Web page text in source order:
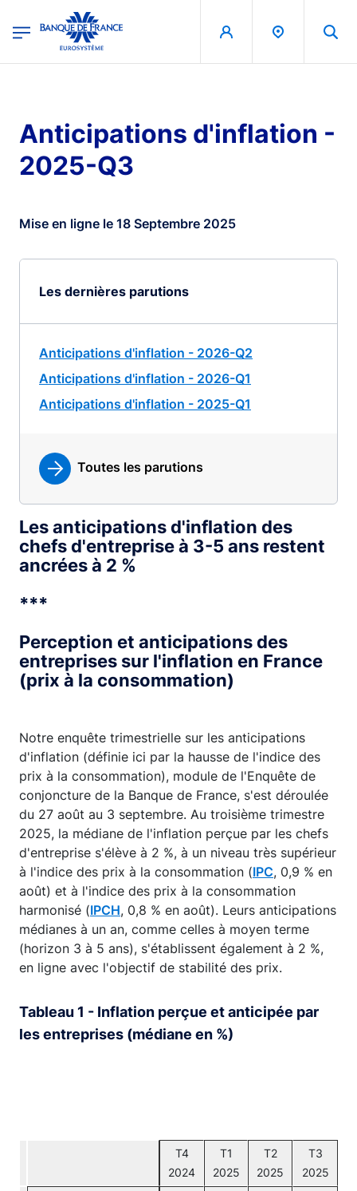
Banque de France - Menu Principal
Anticipations d'inflation -
2025-Q3
Mise en ligne le 18 Septembre 2025
Les dernières parutions
Anticipations d'inflation - 2026-Q2
Anticipations d'inflation - 2026-Q1
Anticipations d'inflation - 2025-Q1
Toutes les parutions
Les anticipations d'inflation des
chefs d'entreprise à 3-5 ans restent
ancrées à 2 %
***
Perception et anticipations des
entreprises sur l'inflation en France
(prix à la consommation)
Notre enquête trimestrielle sur les anticipations
d'inflation (définie ici par la hausse de l'indice des
prix à la consommation), module de l'Enquête de
conjoncture de la Banque de France, s'est déroulée
du 27 août au 3 septembre. Au troisième trimestre
2025, la médiane de l'inflation perçue par les chefs
d'entreprise s'élève à 2 %, à un niveau très supérieur
à l'indice des prix à la consommation (IPC, 0,9 % en
août) et à l'indice des prix à la consommation
harmonisé (IPCH, 0,8 % en août). Leurs anticipations
médianes à un an, comme celles à moyen terme
(horizon 3 à 5 ans), s'établissent également à 2 %,
en ligne avec l'objectif de stabilité des prix.
Tableau 1 - Inflation perçue et anticipée par
les entreprises (médiane en %)
T4
2024
T1
2025
T2
2025
T3
2025